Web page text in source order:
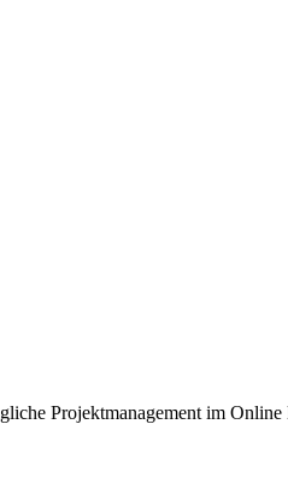
Projektmanagement im